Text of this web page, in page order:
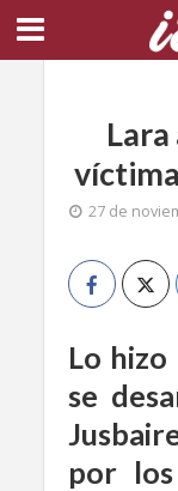
27 de
Lo
se
por